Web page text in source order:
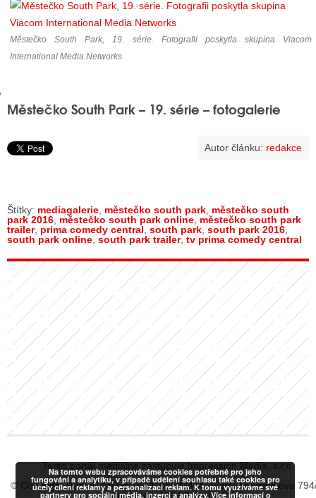
Městečko South Park, 19. série. Fotografii poskytla skupina Viacom
International Media Networks
Městečko South Park – 19. série – fotogalerie
Autor článku: redakce
Štítky: mediagalerie městečko south park městečko south
park 2016 městečko south park online městečko south park
trailer, prima comedy central south park south park 2016
south park online south park trailer, tv prima comedy central
Tento portál mediálně zastupuje Impression Media, s.r.o.
© Copyright RadiaCZ s.r.o., IČO: 06533434, Sídlo: Koperníkova
Vinohrady, 120 00 Praha 2
Na tomto webu zpracováváme cookies potřebné pro jeho
fungování a analytiku, v případě udělení souhlasu také cookies pro
účely cílení reklamy a personalizaci reklam. K tomu využíváme své
partnery pro sociální média, inzerci a analýzy. Více informací o